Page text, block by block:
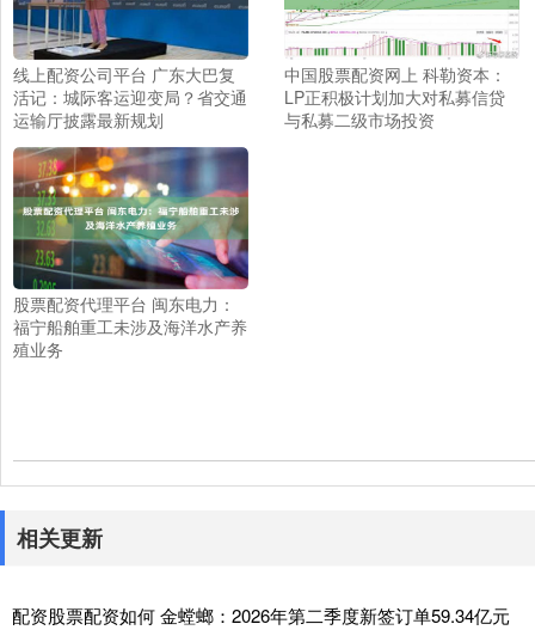
线上配资公司平台 广东大巴复
活记：城际客运迎变局？省交通
运输厅披露最新规划
中国股票配资网上 科勒资本：
LP正积极计划加大对私募信贷
与私募二级市场投资
股票配资代理平台 闽东电力：
福宁船舶重工未涉及海洋水产养
殖业务
相关更新
配资股票配资如何 金螳螂：2026年第二季度新签订单59.34亿元